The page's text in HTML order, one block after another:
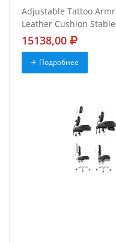
Adjustable Tattoo
Leather Cushion
15138,00
Подробнее